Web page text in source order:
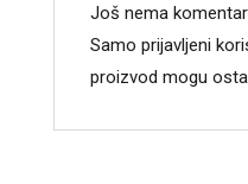
Još nema
Samo prijavljeni
proizvod mogu